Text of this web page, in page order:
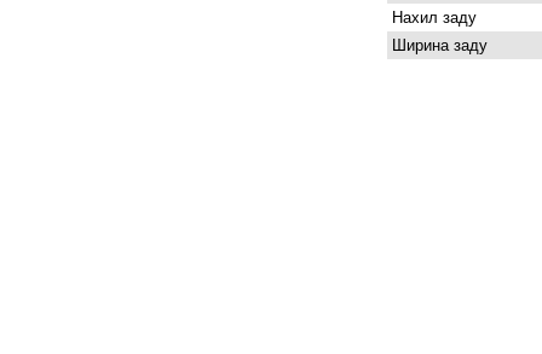
Нахил заду
Ширина заду